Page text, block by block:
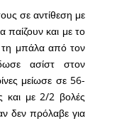
σε αντίθεση με
παίζουν και με το
τη μπάλα από τον
ασίστ στον
μείωσε σε 56-
και με 2/2 βολές
δεν πρόλαβε για